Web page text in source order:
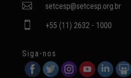
 setcesp@setcesp.org.br
 +55 (11) 2632 - 1000
Siga-nos